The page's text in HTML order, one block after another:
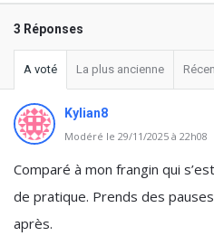
3 Réponses
A voté La plus ancienne
Kylian8
Modéré le 29/11/2025 à 22h08
Comparé à mon frangin qui
de pratique. Prends des
après.